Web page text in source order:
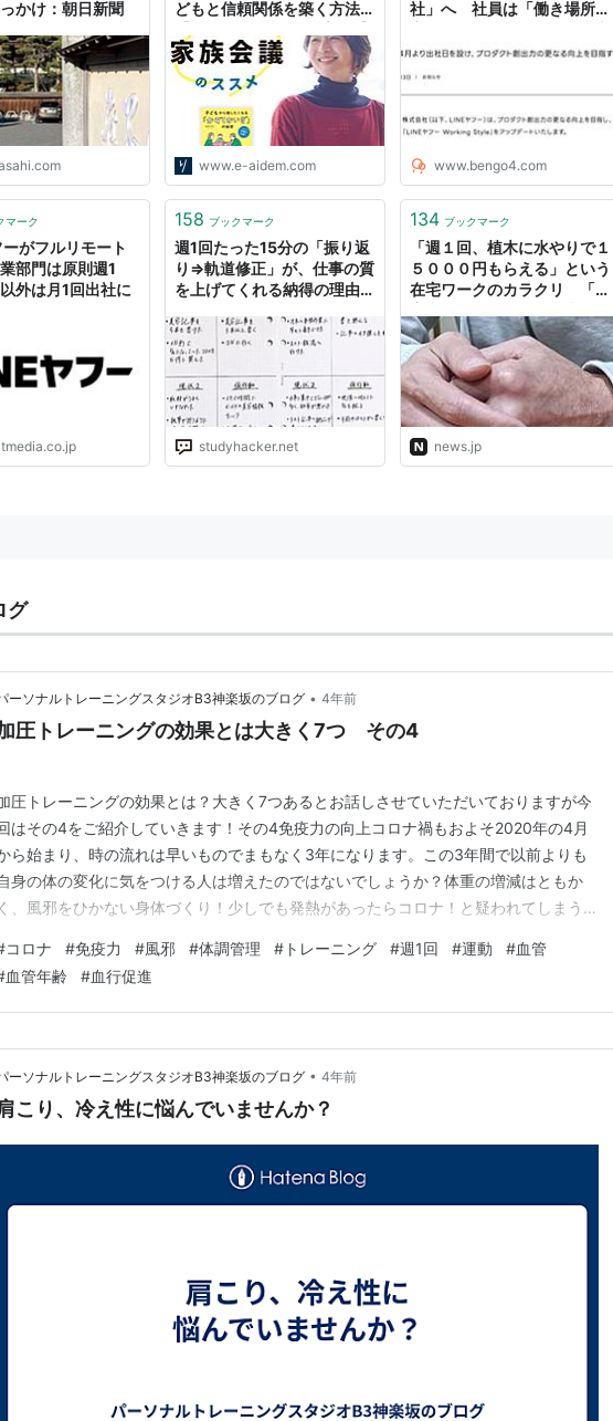
かけ：朝日新聞
どもと信頼関係を築く方法
#子育て - りっすん by イー
アイデム
www.e-aidem.com
社」へ 社員は「働き場所の
ドットコムニュース
www.bengo4.com
マーク
がフルリモート
部門は原則週1
外は月1回出社に
158 ブックマーク
週1回たった15分の「振り返
り⇒軌道修正」が、仕事の質
を上げてくれる納得の理由。
ィーハッカー）｜社会人の勉
強法＆英語学習
studyhacker.net
134 ブックマーク
「週１回、植木に水やりで１
５０００円もらえる」という
在宅ワークのカラクリ 「障
悪質さ 公的給付金で荒稼ぎ
か | NEWSjp
news.jp
グ
ーソナルトレーニングスタジオB3神楽坂のブログ • 4年前
圧トレーニングの効果とは大きく7つ その4
圧トレーニングの効果とは？大きく7つあるとお話しさせていただいておりますが今
はその4をご紹介していきます！その4免疫力の向上コロナ禍もおよそ2020年の4月
ら始まり、時の流れは早いものでまもなく3年になります。この3年間で以前よりも
身の体の変化に気をつける人は増えたのではないでしょうか？体重の増減はともか
く、風邪をひかない身体づくり！少しでも発熱があったらコロナ！と疑われてしまう嫌
せていただいておりますが会員様のほとんどは加圧トレーニングを始める前よりも身体
丈夫になり、風邪や体調を崩すと言うケースが少なくな…
コロナ #免疫力 #風邪 #体調管理 # トレーニング #週1回 #運動 #血管
血管年齢 #血行促進
ーソナルトレーニングスタジオB3神楽坂のブログ • 4年前
こり、冷え性に悩んでいませんか？